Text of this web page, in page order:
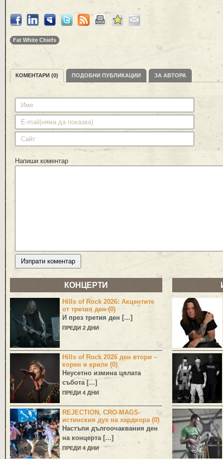
Fat White Chiefs
КОМЕНТАРИ (0) ПОДОБНИ ПУБЛИКАЦИИ ЗА АВТОРА
Напиши коментар
КОНЦЕРТИ
Hills of Rock 2026: Акцентите
от третия ден (0)
И през третия ден […]
ПРЕДИ 2 ДНИ
Hills of Rock 2026 ден втори –
корен и криле (0)
Неусетно измина цялата
събота […]
ПРЕДИ 4 ДНИ
REJECTION, CRO-MAGS-
истинския дух на хардкора (0)
Настъпи дългоочаквания ден
на концерта […]
ПРЕДИ 4 ДНИ